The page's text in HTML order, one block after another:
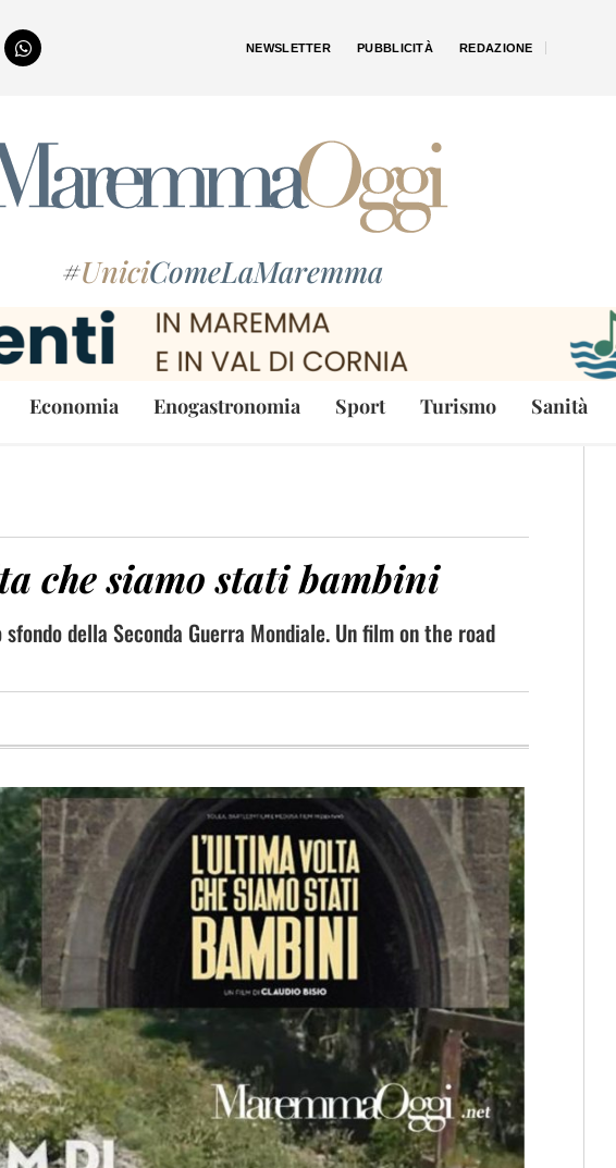
NEWSLETTER PUBBLICITÀ REDAZIONE
#UniciComeLaMaremma
Economia Enogastronomia Sport Turismo Sanità
che siamo stati bambini
della Seconda Guerra Mondiale. Un film on the road